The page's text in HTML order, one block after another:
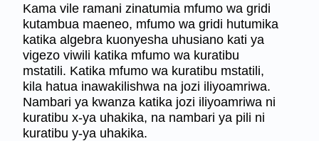
Kama vile ramani zinatumia mfumo wa gridi
kutambua maeneo, mfumo wa gridi hutumika
katika algebra kuonyesha uhusiano kati ya
vigezo viwili katika mfumo wa kuratibu
mstatili. Katika mfumo wa kuratibu mstatili,
kila hatua inawakilishwa na jozi iliyoamriwa.
Nambari ya kwanza katika jozi iliyoamriwa ni
kuratibu x-ya uhakika, na nambari ya pili ni
kuratibu y-ya uhakika.